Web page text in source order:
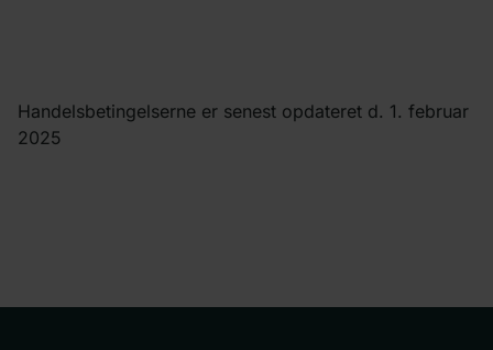
Handelsbetingelserne er senest opdateret d. 1. februar
2025